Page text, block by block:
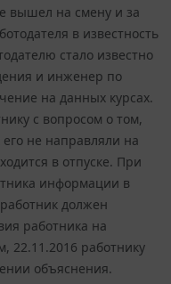
вышел на смену и за
в известность
стало известно
и инженер по
на данных курсах.
с вопросом о том,
не направляли на
в отпуске. При
информации в
должен
работника на
22.11.2016 работнику
объяснения.